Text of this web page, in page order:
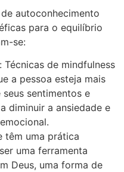
autoconhecimento
para o equilíbrio
se:
de mindfulness
a pessoa esteja mais
sentimentos e
diminuir a ansiedade e
têm uma prática
uma ferramenta
Deus, uma forma de